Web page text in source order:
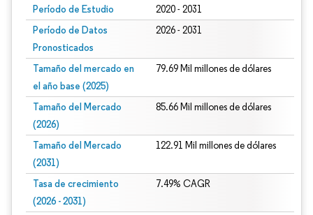
Período de Estudio 2020 - 2031
Período de Datos
Pronosticados
2026 - 2031
Tamaño del mercado en
el año base (2025)
79.69 Mil millones de dólares
Tamaño del Mercado
(2026)
85.66 Mil millones de dólares
Tamaño del Mercado
(2031)
122.91 Mil millones de dólares
Tasa de crecimiento
(2026 - 2031)
7.49% CAGR